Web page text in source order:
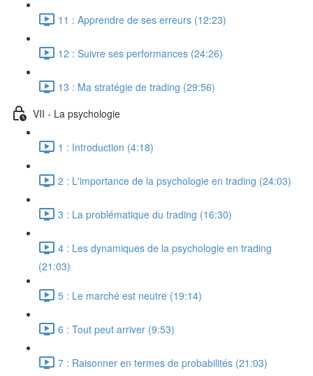
11 : Apprendre de ses erreurs (12:23)
12 : Suivre ses performances (24:26)
13 : Ma stratégie de trading (29:56)
VII - La psychologie
1 : Introduction (4:18)
2 : L'importance de la psychologie en trading (24:03)
3 : La problématique du trading (16:30)
4 : Les dynamiques de la psychologie en trading
(21:03)
5 : Le marché est neutre (19:14)
6 : Tout peut arriver (9:53)
7 : Raisonner en termes de probabilités (21:03)